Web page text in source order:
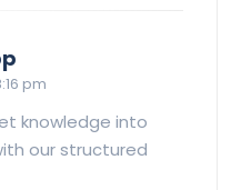
pm
knowledge into
our structured